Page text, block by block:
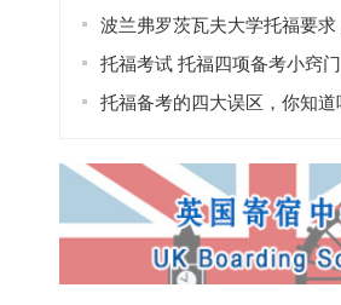
波兰弗罗茨瓦夫大学托福要
预科
托福考试 托福四项备考小窍门
托福备考的四大误区，你知道